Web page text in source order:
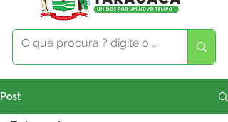
Post